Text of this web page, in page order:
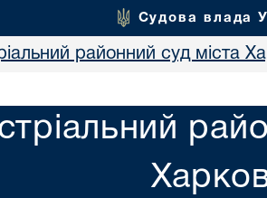
Судова влада
районний суд міста